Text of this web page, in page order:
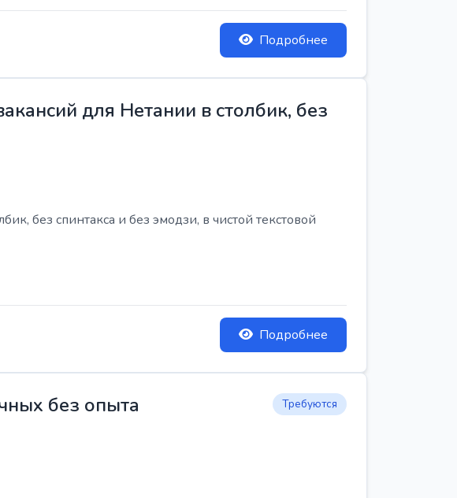
Подробнее
для Нетании в столбик, без
без спинтакса и без эмодзи, в чистой текстовой
Подробнее
без опыта Требуются